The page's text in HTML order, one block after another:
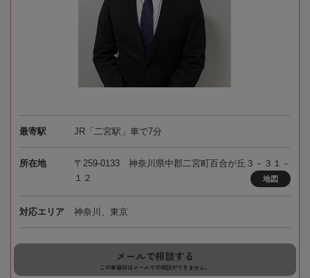
最寄駅 JR「二宮駅」車で7分
所在地
〒259-0133 神奈川県中郡二宮町百合が丘３－３１－
１２
地図
対応エリア 神奈川、東京
メールで相談する
この事務所はメールでの相談ができません。